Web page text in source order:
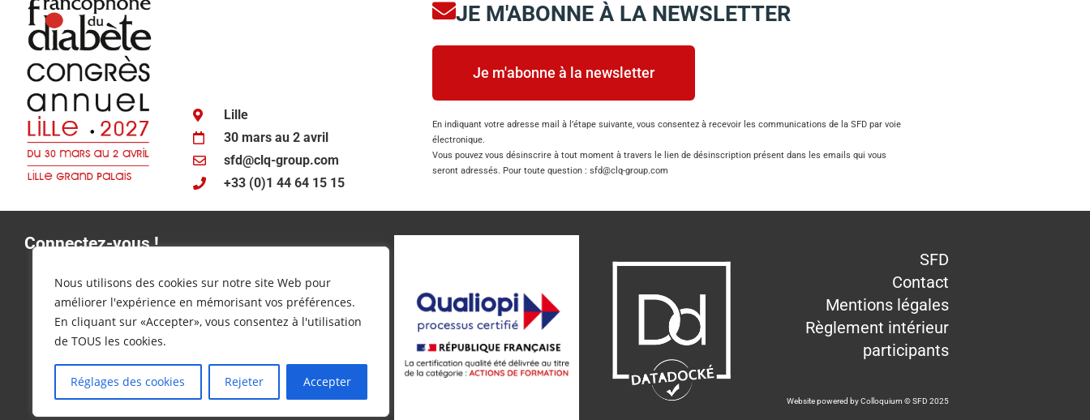
Nous utilisons des cookies sur notre site Web pour
améliorer l'expérience en mémorisant vos préférences.
En cliquant sur «Accepter», vous consentez à l'utilisation
de TOUS les cookies.
Réglages des cookies Rejeter Accepter
Lille
30 mars au 2 avril
sfd@clq-group.com
+33 (0)1 44 64 15 15
JE M'ABONNE À LA NEWSLETTER
Je m'abonne à la newsletter
En indiquant votre adresse mail à l’étape suivante, vous consentez à recevoir les communications de la SFD par voie
électronique.
Vous pouvez vous désinscrire à tout moment à travers le lien de désinscription présent dans les emails qui vous
seront adressés. Pour toute question : sfd@clq-group.com
Connectez-vous !
congrèsSFD
SFD
Contact
Mentions légales
Règlement intérieur
participants
Website powered byColloquium © SFD 2025